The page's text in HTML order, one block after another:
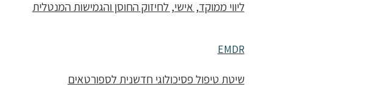
ליווי ממוקד, אישי, לחיזוק החוסן והגמישות המנטלית
EMDR
שיטת טיפול פסיכולוגי חדשנית לספורטאים